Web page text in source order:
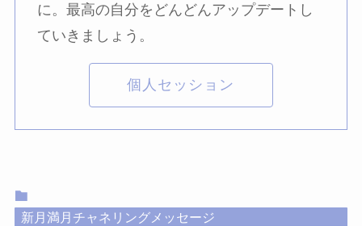
に。最高の自分をどんどんアップデートし
ていきましょう。
個人セッション
新月満月チャネリングメッセージ